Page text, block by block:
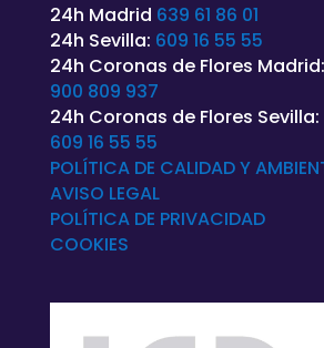
24h Madrid 639 61 86 01
24h Sevilla: 609 16 55 55
24h Coronas de Flores Madrid:
900 809 937
24h Coronas de Flores Sevilla:
609 16 55 55
POLÍTICA DE CALIDAD Y
AVISO LEGAL
POLÍTICA DE PRIVACIDAD
COOKIES